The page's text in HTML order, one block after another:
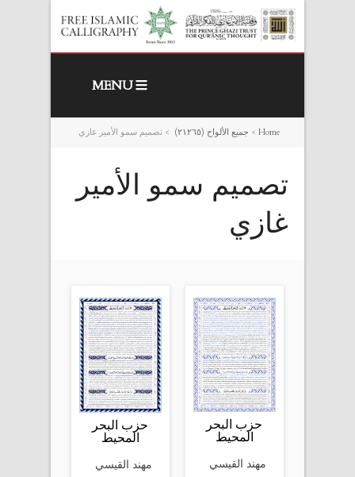
MENU
Home
> جميع الألواح (٢١٢٦٥) > تصميم سمو الأمير غازي
تصميم سمو الأمير
غازي
حزب البحر
المحيط
مهند القيسي
حزب البحر
المحيط
مهند القيسي